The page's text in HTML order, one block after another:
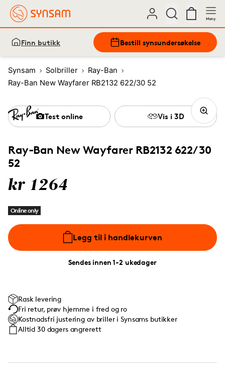
Meny
Finn butikk Bestill synsundersøkelse
Synsam Solbriller
Ray-Ban
Ray-Ban New Wayfarer RB2132 622/30 52
Ray-Ban New Wayfarer RB2132 622/30
52
kr 1264
Online only
Legg til i handlekurven
Sendes innen 1-2 ukedager
Test online Vis i 3D
Rask levering
Fri retur, prøv hjemme i fred og ro
Kostnadsfri justering av briller i Synsams butikker
Alltid 30 dagers angrerett